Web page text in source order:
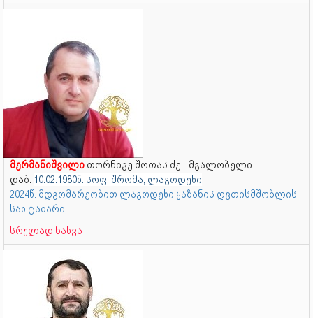
მერმანიშვილი თორნიკე შოთას ძე - მგალობელი.
დაბ. 10.02.1980წ. სოფ. შრომა, ლაგოდეხი
2024წ. მდგომარეობით ლაგოდეხი ყაზანის ღვთისმშობლის
სახ.ტაძარი;
სრულად ნახვა